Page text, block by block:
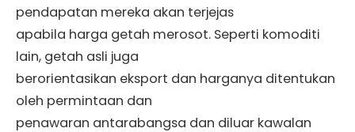
pendapatan mereka akan terjejas
apabila harga getah merosot. Seperti komoditi
lain, getah asli juga
berorientasikan eksport dan harganya ditentukan
oleh permintaan dan
penawaran antarabangsa dan diluar kawalan